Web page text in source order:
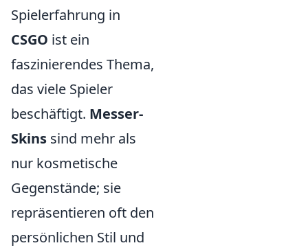
Spielerfahrung in
CSGO ist ein
faszinierendes Thema,
das viele Spieler
beschäftigt. Messer-
Skins sind mehr als
nur kosmetische
Gegenstände; sie
repräsentieren oft den
persönlichen Stil und